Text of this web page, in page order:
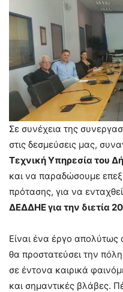
Σε συνέχεια της
στις δεσμεύσεις μας,
Τεχνική Υπηρεσία του
και να παραδώσουμε
πρότασης, για να
ΔΕΔΔΗΕ για την διετία
Είναι ένα έργο απολύτως
θα προστατεύσει την
σε έντονα καιρικά
και σημαντικές βλάβες.